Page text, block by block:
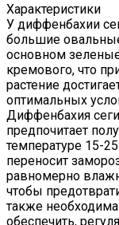
Характеристики
У диффенбахии
большие
основном
кремового, что
растение
оптимальных
Диффенбахия
предпочитает
температуре 15-
переносит
равномерно
чтобы
также
обеспечить,